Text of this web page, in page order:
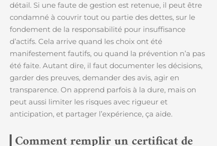
détail. Si une faute de gestion est retenue, il peut être
condamné à couvrir tout ou partie des dettes, sur le
fondement de la responsabilité pour insuffisance
d’actifs. Cela arrive quand les choix ont été
manifestement fautifs, ou quand la prévention n’a pas
été faite. Autant dire, il faut documenter les décisions,
garder des preuves, demander des avis, agir en
transparence. On apprend parfois à la dure, mais on
peut aussi limiter les risques avec rigueur et
anticipation, et partager l’expérience, ça aide.